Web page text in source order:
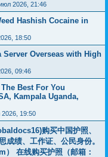
2026, 21:46
Hashish Cocaine in
18:50
Overseas with High
09:46
Best For You
Kampala Uganda,
19:50
购买中国护照、
成绩、工作证、公民身份。
） 在线购买护照（邮箱：